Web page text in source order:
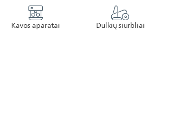
Kavos aparatai Dulkių siurbliai